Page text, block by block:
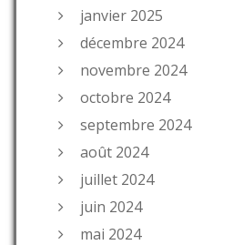
janvier 2025
décembre 2024
novembre 2024
octobre 2024
septembre 2024
août 2024
juillet 2024
juin 2024
mai 2024